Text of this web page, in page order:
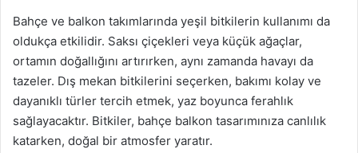
Bahçe ve balkon takımlarında yeşil bitkilerin kullanımı da
oldukça etkilidir. Saksı çiçekleri veya küçük ağaçlar,
ortamın doğallığını artırırken, aynı zamanda havayı da
tazeler. Dış mekan bitkilerini seçerken, bakımı kolay ve
dayanıklı türler tercih etmek, yaz boyunca ferahlık
sağlayacaktır. Bitkiler, bahçe balkon tasarımınıza canlılık
katarken, doğal bir atmosfer yaratır.